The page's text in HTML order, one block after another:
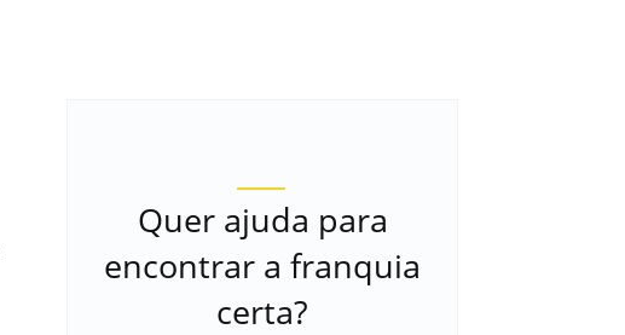
Quer ajuda para
encontrar a franquia
certa?